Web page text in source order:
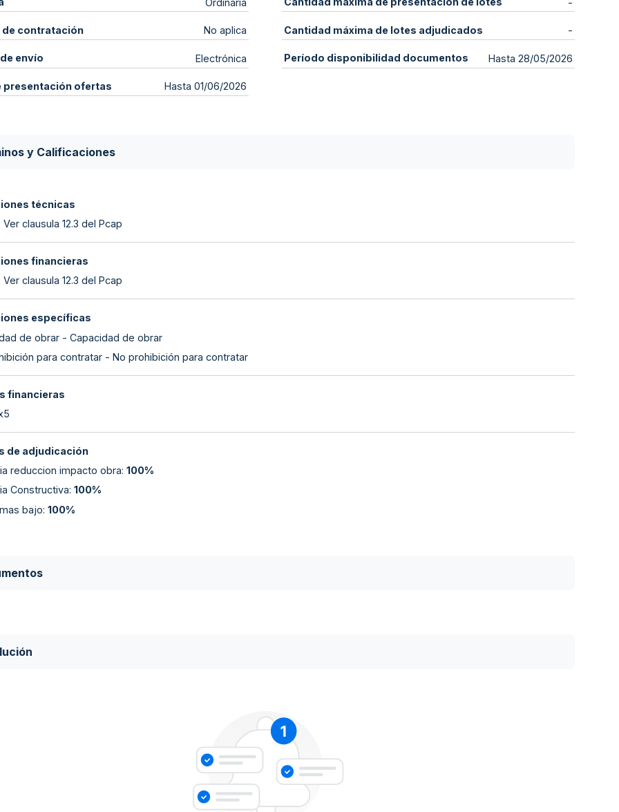
de contratación No aplica
envío Electrónica
presentación ofertas Hasta 01/06/2026
Cantidad máxima de lotes adjudicados -
Período disponibilidad documentos Hasta 28/05/2026
y Calificaciones
técnicas
clausula 12.3 del Pcap
financieras
clausula 12.3 del Pcap
específicas
de obrar - Capacidad de obrar
para contratar - No prohibición para contratar
financieras
de adjudicación
reduccion impacto obra: 100%
Constructiva: 100%
bajo: 100%